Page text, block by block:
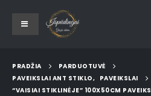
PRADŽIA
PARDUOTUVĖ
PAVEIKSLAI ANT STIKLO, PAVEIKSLAI
“VAISIAI STIKLINĖJE” 100X50CM